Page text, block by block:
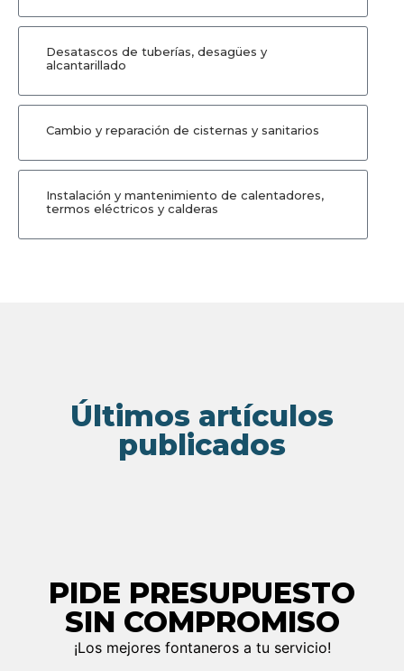
Desatascos de tuberías, desagües y
alcantarillado
Cambio y reparación de cisternas y sanitarios
Instalación y mantenimiento de calentadores,
termos eléctricos y calderas
Últimos artículos
publicados
PIDE PRESUPUESTO
SIN COMPROMISO
¡Los mejores fontaneros a tu servicio!